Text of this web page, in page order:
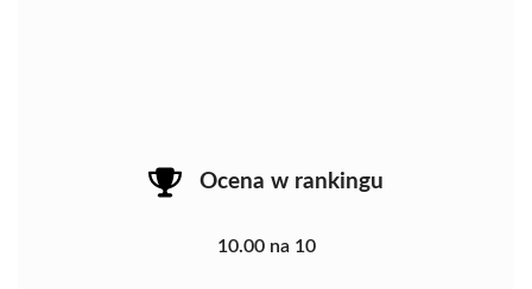
Ocena w rankingu
10.00 na 10